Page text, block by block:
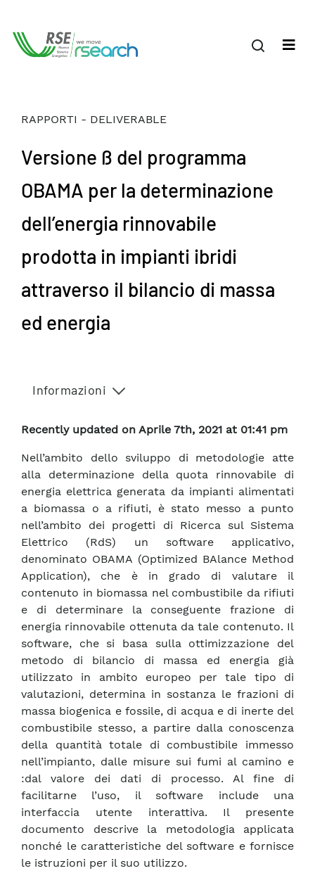
RAPPORTI - DELIVERABLE
Versione ß del programma
OBAMA per la determinazione
dell’energia rinnovabile
prodotta in impianti ibridi
attraverso il bilancio di massa
ed energia
Informazioni
Recently updated on Aprile 7th, 2021 at 01:41 pm
Nell’ambito dello sviluppo di metodologie atte
alla determinazione della quota rinnovabile di
energia elettrica generata da impianti alimentati
a biomassa o a rifiuti, è stato messo a punto
nell’ambito dei progetti di Ricerca sul Sistema
Elettrico (RdS) un software applicativo,
denominato OBAMA (Optimized BAlance Method
Application), che è in grado di valutare il
contenuto in biomassa nel combustibile da rifiuti
e di determinare la conseguente frazione di
energia rinnovabile ottenuta da tale contenuto. Il
software, che si basa sulla ottimizzazione del
metodo di bilancio di massa ed energia già
utilizzato in ambito europeo per tale tipo di
valutazioni, determina in sostanza le frazioni di
massa biogenica e fossile, di acqua e di inerte del
combustibile stesso, a partire dalla conoscenza
della quantità totale di combustibile immesso
nell’impianto, dalle misure sui fumi al camino e
:dal valore dei dati di processo. Al fine di
facilitarne l’uso, il software include una
interfaccia utente interattiva. Il presente
documento descrive la metodologia applicata
nonché le caratteristiche del software e fornisce
le istruzioni per il suo utilizzo.